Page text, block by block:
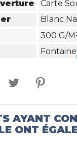
Carte
Blanc
300 G/
Fontaine
AYANT
ONT